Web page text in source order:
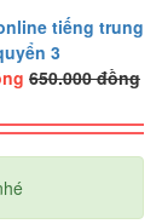
tiếng trung
3
650.000 đồng